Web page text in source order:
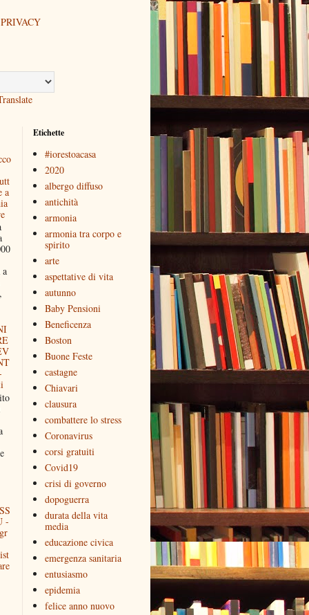
a
a
-
Etichette
#iorestoacasa
2020
albergo diffuso
antichità
armonia
armonia tra corpo e
spirito
arte
aspettative di vita
autunno
Baby Pensioni
Beneficenza
Boston
Buone Feste
castagne
Chiavari
clausura
combattere lo stress
Coronavirus
corsi gratuiti
Covid19
crisi di governo
dopoguerra
durata della vita
media
educazione civica
emergenza sanitaria
entusiasmo
epidemia
felice anno nuovo